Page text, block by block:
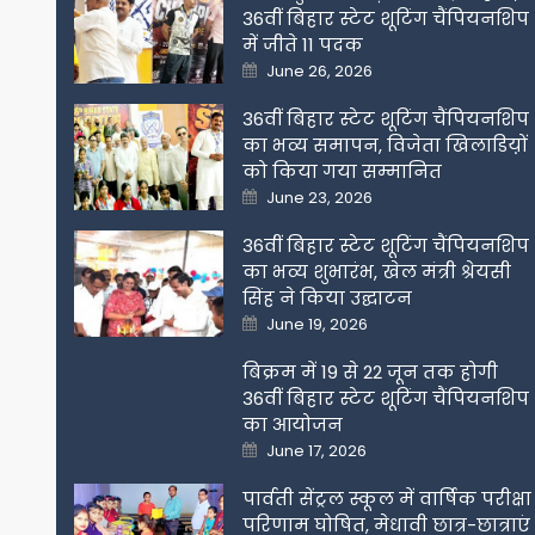
36वीं बिहार स्टेट शूटिंग चैंपियनशिप
में जीते 11 पदक
Posted
on
June 26, 2026
36वीं बिहार स्टेट शूटिंग चैंपियनशिप
का भव्य समापन, विजेता खिलाडिय़ों
को किया गया सम्मानित
Posted
on
June 23, 2026
36वीं बिहार स्टेट शूटिंग चैंपियनशिप
का भव्य शुभारंभ, खेल मंत्री श्रेयसी
सिंह ने किया उद्घाटन
Posted
on
June 19, 2026
बिक्रम में 19 से 22 जून तक होगी
36वीं बिहार स्टेट शूटिंग चैंपियनशिप
का आयोजन
Posted
on
June 17, 2026
पार्वती सेंट्रल स्कूल में वार्षिक परीक्षा
परिणाम घोषित, मेधावी छात्र-छात्राएं